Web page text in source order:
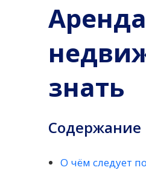
знать
Содержание
О чём следует